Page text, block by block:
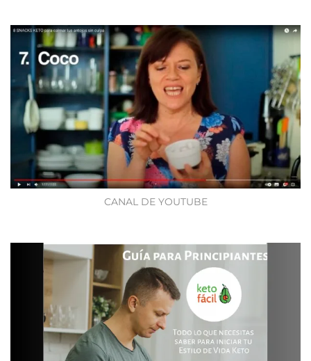
CANAL DE YOUTUBE